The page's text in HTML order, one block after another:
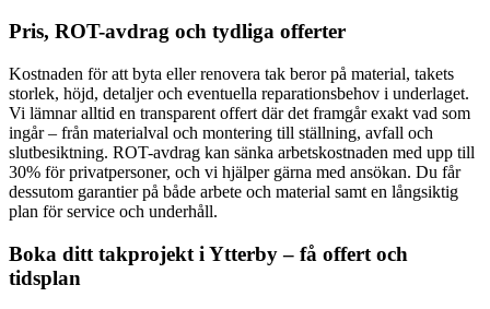
Pris, ROT-avdrag och tydliga offerter
Kostnaden för att byta eller renovera tak beror på material, takets
storlek, höjd, detaljer och eventuella reparationsbehov i underlaget.
Vi lämnar alltid en transparent offert där det framgår exakt vad som
ingår – från materialval och montering till ställning, avfall och
slutbesiktning. ROT-avdrag kan sänka arbetskostnaden med upp till
30% för privatpersoner, och vi hjälper gärna med ansökan. Du får
dessutom garantier på både arbete och material samt en långsiktig
plan för service och underhåll.
Boka ditt takprojekt i Ytterby – få offert och
tidsplan